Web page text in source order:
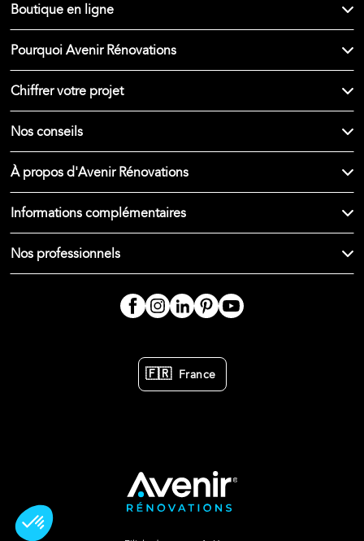
Boutique en ligne
Pourquoi Avenir Rénovations
Chiffrer votre projet
Nos conseils
À propos d'Avenir Rénovations
Informations complémentaires
Nos professionnels
🇫🇷 France